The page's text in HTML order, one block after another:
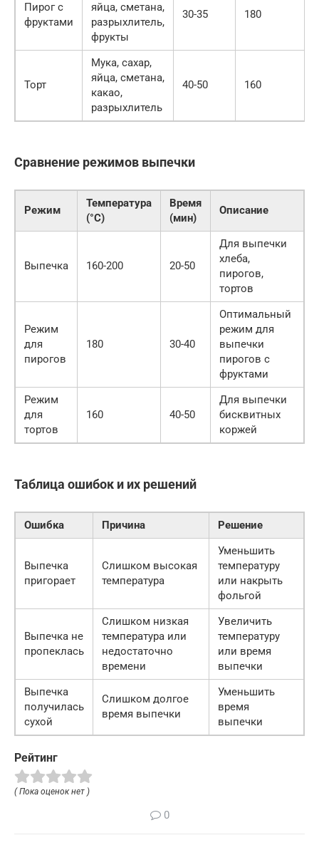
Пирог с
фруктами
яйца, сметана,
разрыхлитель,
фрукты
30-35 180
Торт
Мука, сахар,
яйца, сметана,
какао,
разрыхлитель
40-50 160
Сравнение режимов выпечки
Режим
Температура
(°C)
Время
(мин)
Описание
Выпечка 160-200 20-50
Для выпечки
хлеба,
пирогов,
тортов
Режим
для
пирогов
180 30-40
Оптимальный
режим для
выпечки
пирогов с
фруктами
Режим
для
тортов
160 40-50
Для выпечки
бисквитных
коржей
Таблица ошибок и их решений
Ошибка Причина Решение
Выпечка
пригорает
Слишком высокая
температура
Уменьшить
температуру
или накрыть
фольгой
Выпечка не
пропеклась
Слишком низкая
температура или
недостаточно
времени
Увеличить
температуру
или время
выпечки
Выпечка
получилась
сухой
Слишком долгое
время выпечки
Уменьшить
время
выпечки
Рейтинг
( Пока оценок нет )
0